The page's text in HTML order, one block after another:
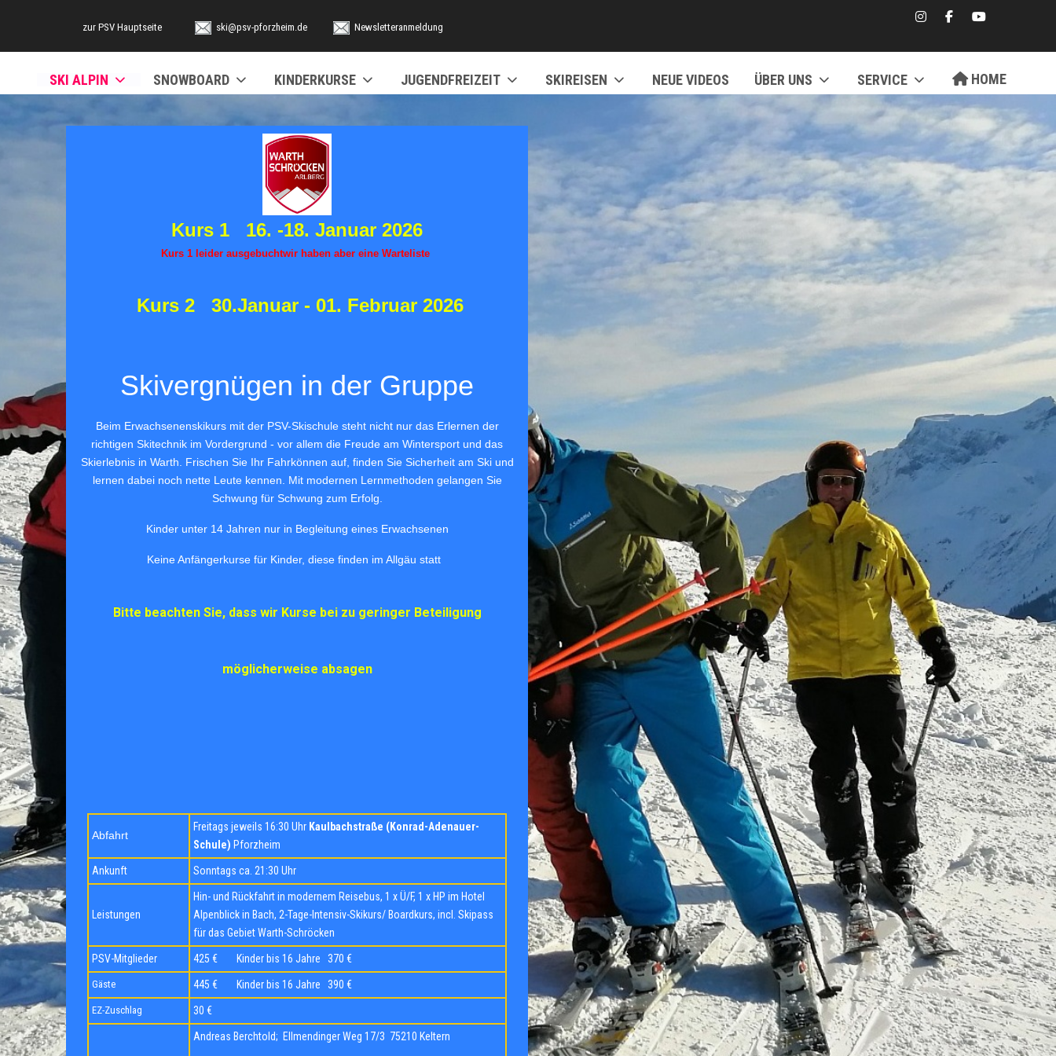
zur PSV Hauptseite ski@psv-pforzheim.de Newsletteranmeldung
SKI ALPIN SNOWBOARD KINDERKURSE JUGENDFREIZEIT SKIREISEN NEUE VIDEOS ÜBER UNS SERVICE HOME
Kurs 1 16. -18. Januar 2026
Kurs 1 leider ausgebuchtwir haben aber eine Warteliste
Kurs 2 30.Januar - 01. Februar 2026
Skivergnügen in der Gruppe
Beim Erwachsenenskikurs mit der PSV-Skischule steht nicht nur das Erlernen der
richtigen Skitechnik im Vordergrund - vor allem die Freude am Wintersport und das
Skierlebnis in Warth. Frischen Sie Ihr Fahrkönnen auf, finden Sie Sicherheit am Ski und
lernen dabei noch nette Leute kennen. Mit modernen Lernmethoden gelangen Sie
Schwung für Schwung zum Erfolg.
Kinder unter 14 Jahren nur in Begleitung eines Erwachsenen
Keine Anfängerkurse für Kinder, diese finden im Allgäu statt
Bitte beachten Sie, dass wir Kurse bei zu geringer Beteiligung
möglicherweise absagen
Abfahrt
Freitags jeweils 16:30 Uhr Kaulbachstraße (Konrad-Adenauer-
Schule) Pforzheim
Ankunft Sonntags ca. 21:30 Uhr
Leistungen
Hin- und Rückfahrt in modernem Reisebus, 1 x Ü/F, 1 x HP im Hotel
Alpenblick in Bach, 2-Tage-Intensiv-Skikurs/ Boardkurs, incl. Skipass
für das Gebiet Warth-Schröcken
PSV-Mitglieder 425 € Kinder bis 16 Jahre 370 €
Gäste 445 € Kinder bis 16 Jahre 390 €
EZ-Zuschlag 30 €
Andreas Berchtold; Ellmendinger Weg 17/3 75210 Keltern